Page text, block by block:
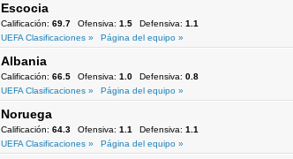
Escocia
Calificación: 69.7 Ofensiva: 1.5 Defensiva: 1.1
UEFA Clasificaciones »
Página del equipo »
Albania
Calificación: 66.5 Ofensiva: 1.0 Defensiva: 0.8
UEFA Clasificaciones »
Página del equipo »
Noruega
Calificación: 64.3 Ofensiva: 1.1 Defensiva: 1.1
UEFA Clasificaciones »
Página del equipo »